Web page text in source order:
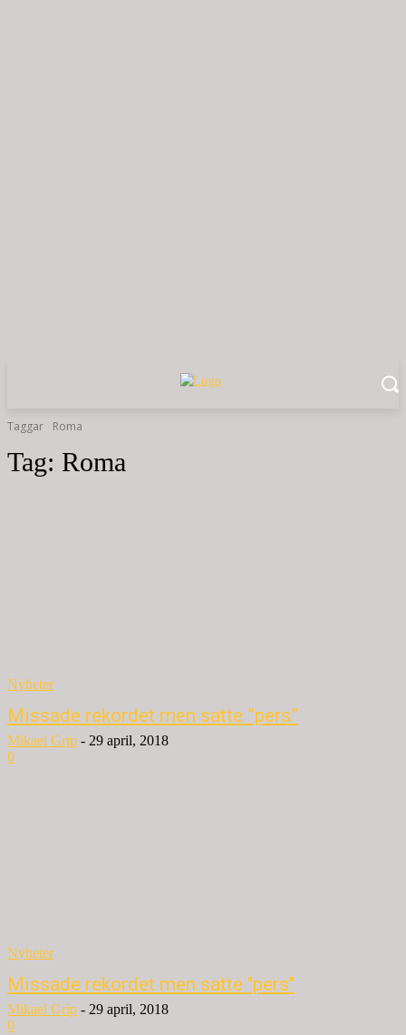
Taggar Roma
Tag: Roma
Nyheter
Missade rekordet men satte ”pers”
Mikael Grip - 29 april, 2018
0
Nyheter
Missade rekordet men satte "pers"
Mikael Grip - 29 april, 2018
0